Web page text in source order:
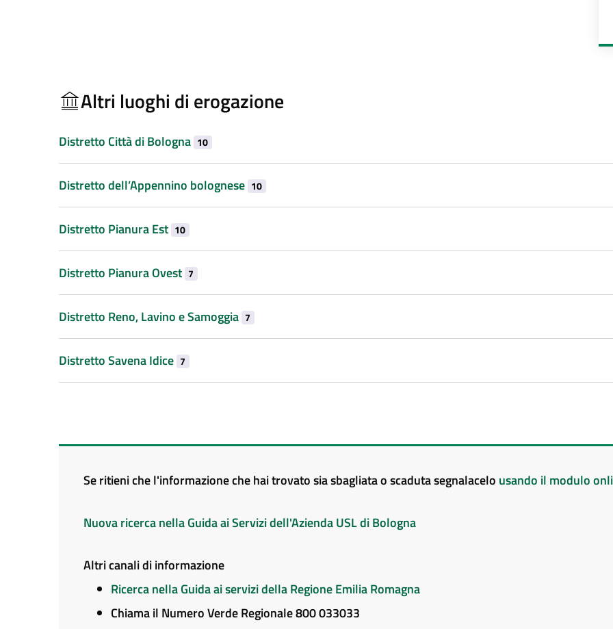
Altri luoghi di erogazione
Distretto Città di Bologna 10
Distretto dell’Appennino bolognese 10
Distretto Pianura Est 10
Distretto Pianura Ovest 7
Distretto Reno, Lavino e Samoggia 7
Distretto Savena Idice 7
Se ritieni che l'informazione che hai trovato sia sbagliata o scaduta segnalacelo usando il modulo
Nuova ricerca nella Guida ai Servizi dell'Azienda USL di Bologna
Altri canali di informazione
Ricerca nella Guida ai servizi della Regione Emilia Romagna
Chiama il Numero Verde Regionale 800 033033